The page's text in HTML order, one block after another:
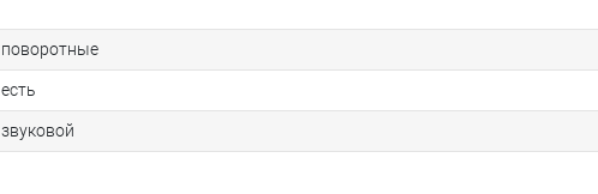
поворотные
есть
звуковой